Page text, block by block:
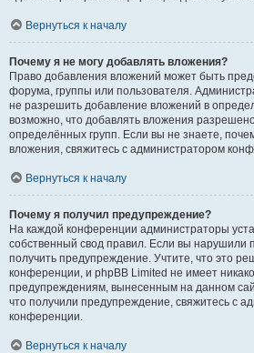
Вернуться к началу
Почему я не могу добавлять вложения?
Право добавления вложений может быть
форума, группы или пользователя.
не разрешить добавление вложений в
возможно, что добавлять вложения
определённых групп. Если вы не знаете,
вложения, свяжитесь с администратором
Вернуться к началу
Почему я получил предупреждение?
На каждой конференции администраторы
собственный свод правил. Если вы нарушили
получить предупреждение. Учтите, что это
конференции, и phpBB Limited не имеет
предупреждениям, вынесенным на данном
что получили предупреждение, свяжитесь с
конференции.
Вернуться к началу